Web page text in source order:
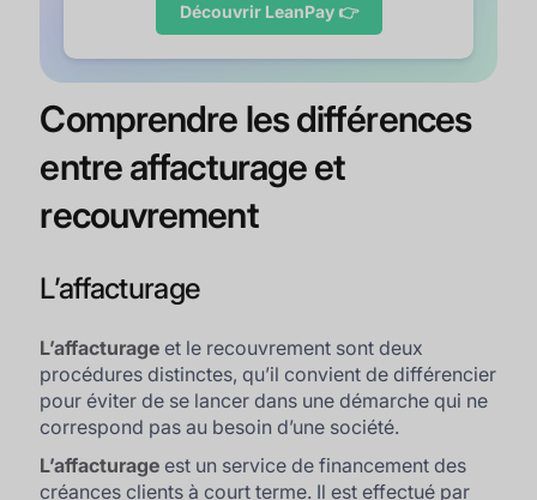
Découvrir LeanPay 👉
Comprendre les différences
entre affacturage et
recouvrement
L’affacturage
L’affacturage et le recouvrement sont deux
procédures distinctes, qu’il convient de différencier
pour éviter de se lancer dans une démarche qui ne
correspond pas au besoin d’une société.
L’affacturage est un service de financement des
créances clients à court terme. Il est effectué par